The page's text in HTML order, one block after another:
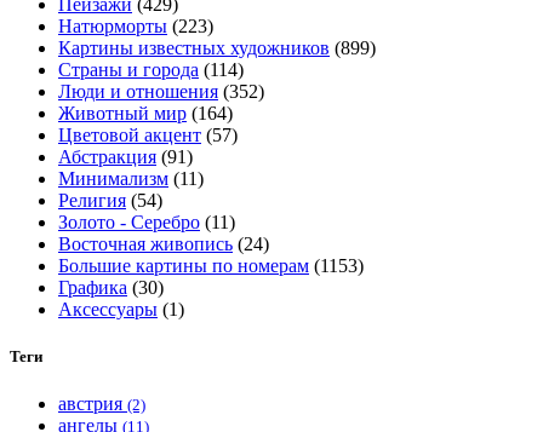
выбрать
на
странице
товара.
Пейзажи (429)
Натюрморты (223)
Картины известных художников (899)
Страны и города (114)
Люди и отношения (352)
Животный мир (164)
Цветовой акцент (57)
Абстракция (91)
Минимализм (11)
Религия (54)
Золото - Серебро (11)
Восточная живопись (24)
Большие картины по номерам (1153)
Графика (30)
Аксессуары (1)
Теги
австрия (2)
ангелы (11)